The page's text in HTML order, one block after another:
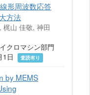
形周波数応答
方法
梶山 佳敬, 神田
クロマシン部門
1日
査読有り
by MEMS